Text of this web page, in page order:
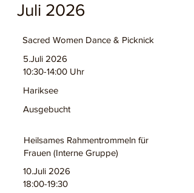
Juli 2026
Sacred Women Dance & Picknick
5.Juli 2026
10:30-14:00 Uhr
Hariksee
Ausgebucht
Heilsames Rahmentrommeln für
Frauen (Interne Gruppe)
10.Juli 2026
18:00-19:30